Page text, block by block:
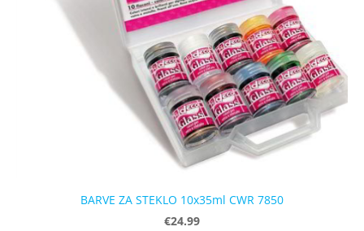
BARVE ZA STEKLO 10x35ml CWR 7850
€24.99